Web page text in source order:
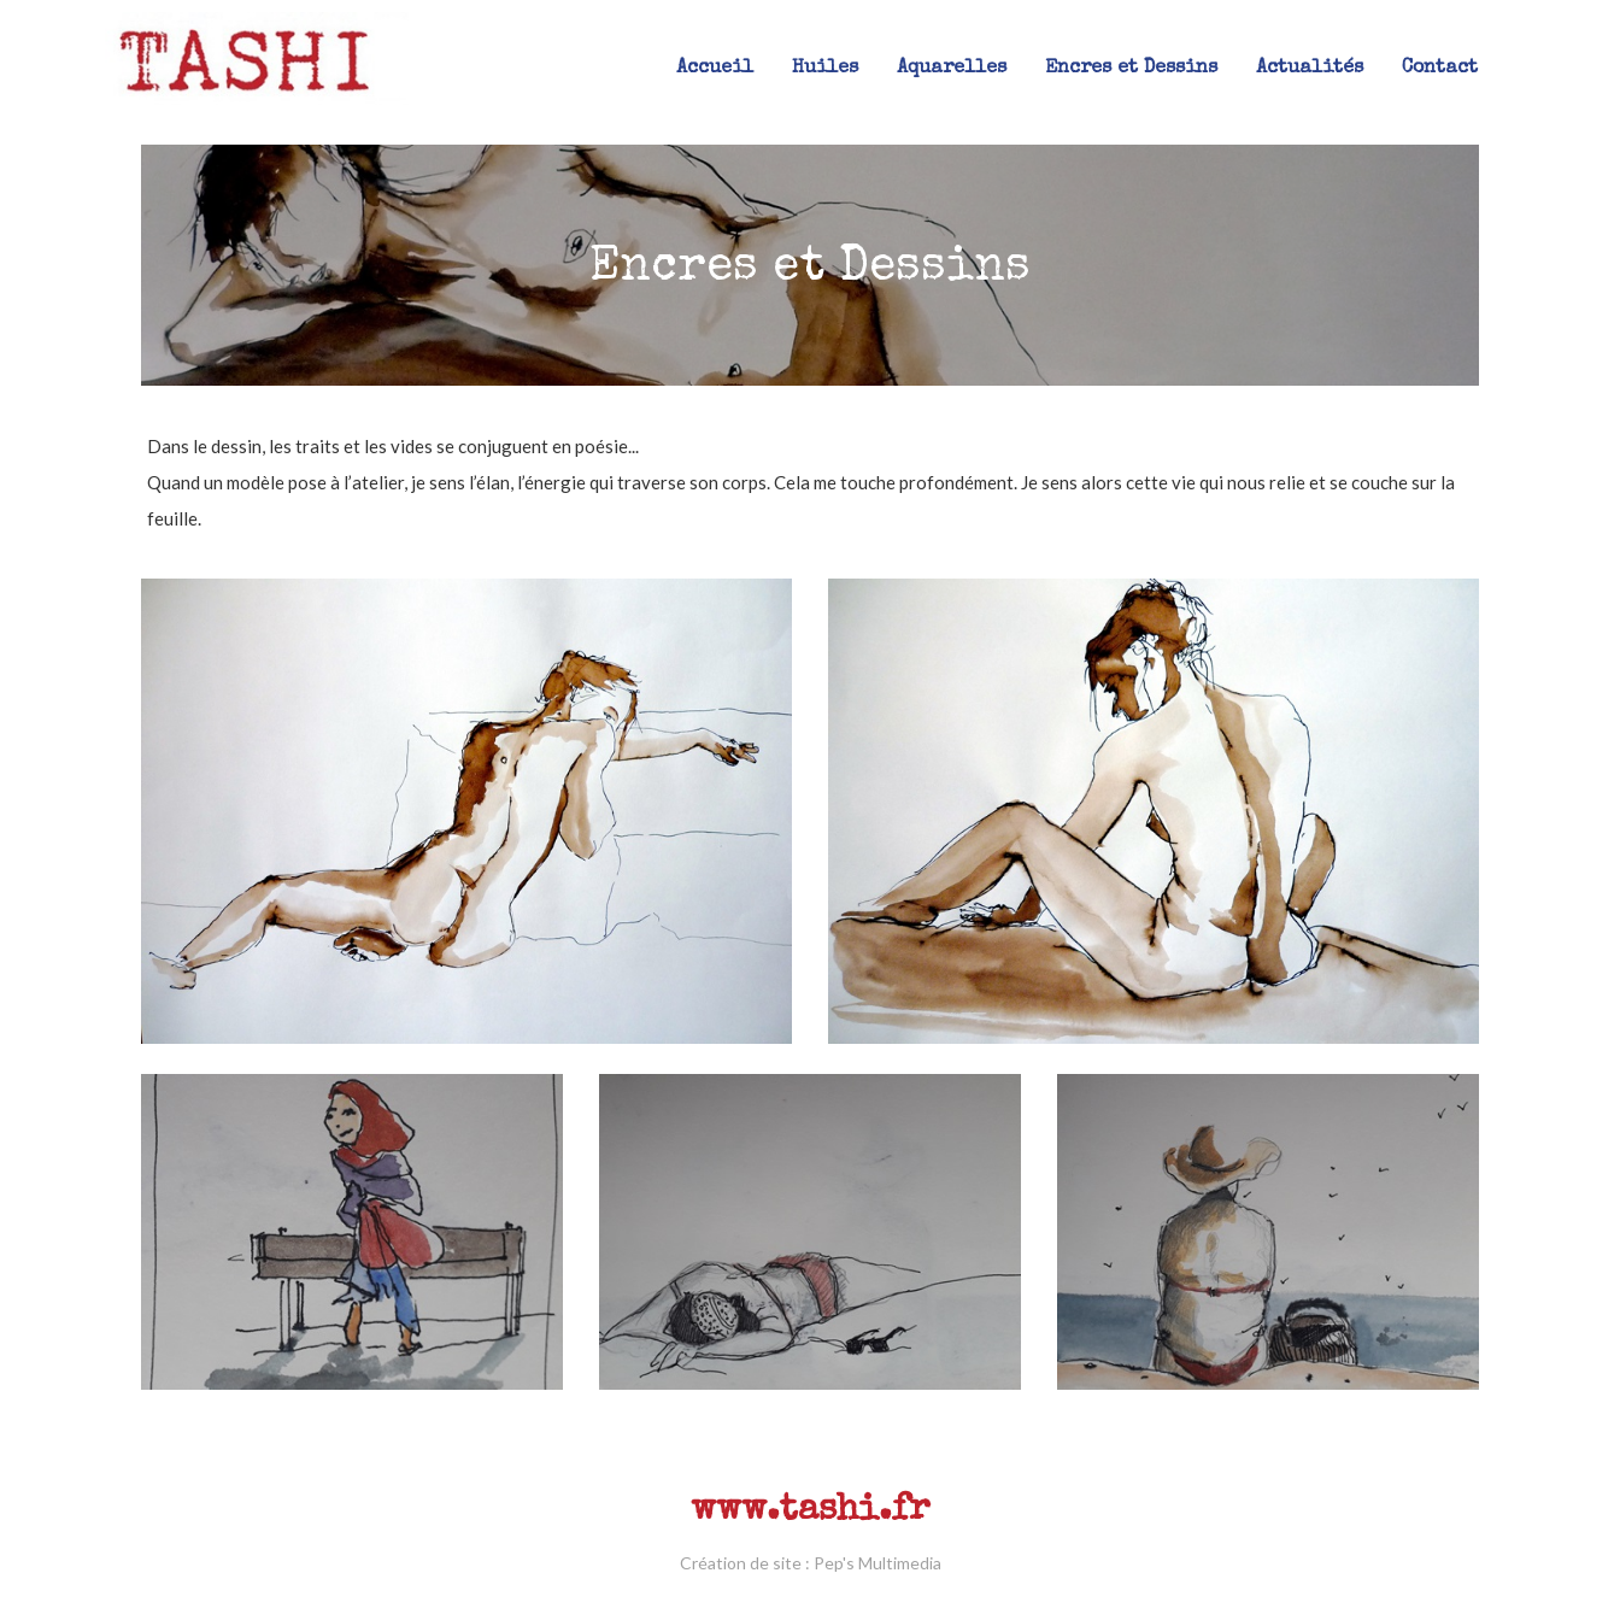
Accueil Huiles Aquarelles Encres et Dessins Actualités Contact
Encres et Dessins
Dans le dessin, les traits et les vides se conjuguent en poésie...
Quand un modèle pose à l’atelier, je sens l’élan, l’énergie qui traverse son corps. Cela me touche profondément. Je sens alors cette vie qui nous relie et se couche sur la
feuille.
www.tashi.fr
Création de site : Pep's Multimedia